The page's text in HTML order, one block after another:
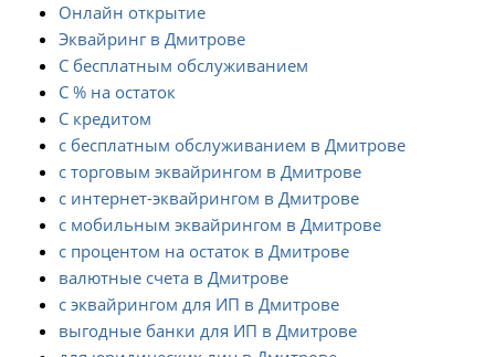
Онлайн открытие
Эквайринг в Дмитрове
С бесплатным обслуживанием
С % на остаток
С кредитом
с бесплатным обслуживанием в Дмитрове
с торговым эквайрингом в Дмитрове
с интернет-эквайрингом в Дмитрове
с мобильным эквайрингом в Дмитрове
с процентом на остаток в Дмитрове
валютные счета в Дмитрове
с эквайрингом для ИП в Дмитрове
выгодные банки для ИП в Дмитрове